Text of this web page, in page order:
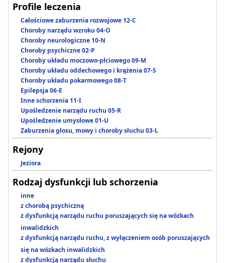
Profile leczenia
Całościowe zaburzenia rozwojowe 12-C
Choroby narządu wzroku 04-O
Choroby neurologiczne 10-N
Choroby psychiczne 02-P
Choroby układu moczowo-płciowego 09-M
Choroby układu oddechowego i krążenia 07-S
Choroby układu pokarmowego 08-T
Epilepsja 06-E
Inne schorzenia 11-I
Upośledzenie narządu ruchu 05-R
Upośledzenie umysłowe 01-U
Zaburzenia głosu, mowy i choroby słuchu 03-L
Rejony
Jeziora
Rodzaj dysfunkcji lub schorzenia
inne
z chorobą psychiczną
z dysfunkcją narządu ruchu poruszających się na wózkach
inwalidzkich
z dysfunkcją narządu ruchu, z wyłączeniem osób poruszających
się na wózkach inwalidzkich
z dysfunkcją narządu słuchu